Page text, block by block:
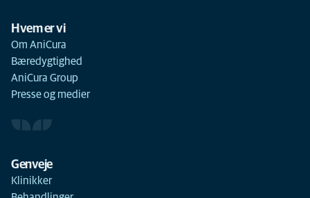
Hvem er vi
Om AniCura
Bæredygtighed
AniCura Group
Presse og medier
Genveje
Klinikker